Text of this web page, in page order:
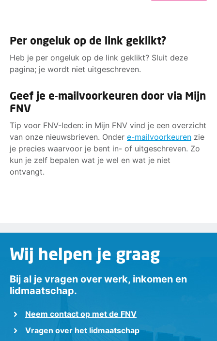
Per ongeluk op de link geklikt?
Heb je per ongeluk op de link geklikt? Sluit deze
pagina; je wordt niet uitgeschreven.
Geef je e-mailvoorkeuren door via Mijn
FNV
Tip voor FNV-leden: in Mijn FNV vind je een overzicht
van onze nieuwsbrieven. Onder e-mailvoorkeuren zie
je precies waarvoor je bent in- of uitgeschreven. Zo
kun je zelf bepalen wat je wel en wat je niet
ontvangt.
Wij helpen je graag
Bij al je vragen over werk, inkomen en
lidmaatschap.
Neem contact op met de FNV
Vragen over het lidmaatschap